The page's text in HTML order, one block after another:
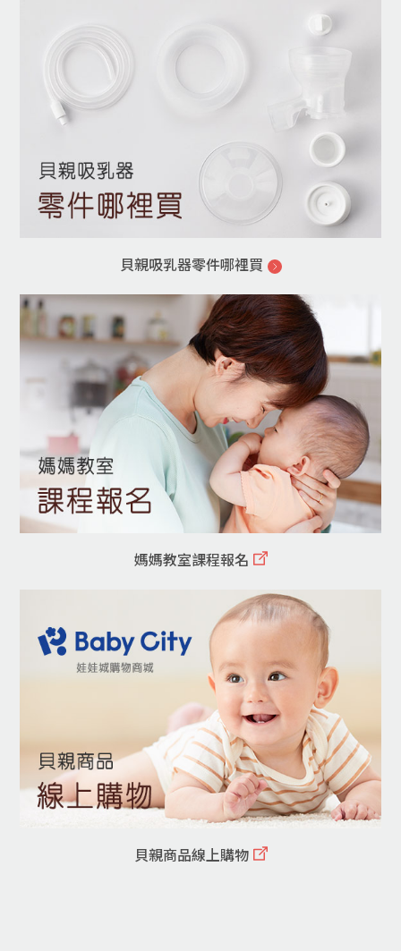
貝親吸乳器零件哪裡買
媽媽教室課程報名
貝親商品線上購物